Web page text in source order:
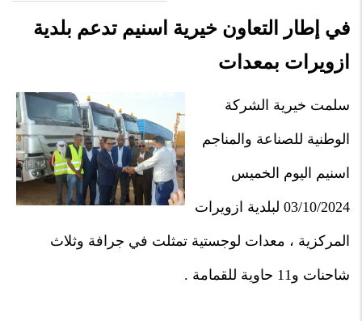
في إطار التعاون خيرية اسنيم تدعم بلدية
ازويرات بمعدات
سلمت خيرية الشركة
الوطنية للصناعة والمناجم
اسنيم اليوم الخميس
03/10/2024 لبلدية ازويرات
المركزية ، معدات لوجستية تمثلت في جرافة وثلاث
شاحنات و11 حاوية للقمامة .